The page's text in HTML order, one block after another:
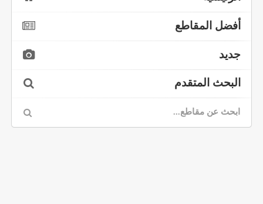
أفضل المقاطع
جديد
البحث المتقدم